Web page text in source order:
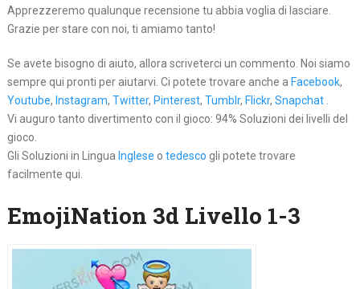
Apprezzeremo qualunque recensione tu abbia voglia di lasciare.
Grazie per stare con noi, ti amiamo tanto!
Se avete bisogno di aiuto, allora scriveterci un commento. Noi siamo
sempre qui pronti per aiutarvi. Ci potete trovare anche a Facebook,
Youtube, Instagram, Twitter, Pinterest, Tumblr, Flickr, Snapchat.
Vi auguro tanto divertimento con il gioco: 94% Soluzioni dei livelli del
gioco.
Gli Soluzioni in Lingua Inglese o tedesco gli potete trovare
facilmente qui.
EmojiNation 3d Livello 1-3